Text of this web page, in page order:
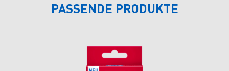
PASSENDE PRODUKTE